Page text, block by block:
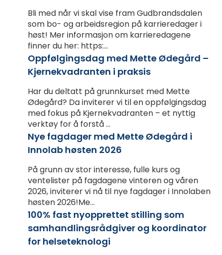
Bli med når vi skal vise fram Gudbrandsdalen
som bo- og arbeidsregion på karrieredager i
høst! Mer informasjon om karrieredagene
finner du her: https:...
Oppfølgingsdag med Mette Ødegård –
Kjernekvadranten i praksis
Har du deltatt på grunnkurset med Mette
Ødegård? Da inviterer vi til en oppfølgingsdag
med fokus på Kjernekvadranten – et nyttig
verktøy for å forstå ...
Nye fagdager med Mette Ødegård i
Innolab høsten 2026
På grunn av stor interesse, fulle kurs og
ventelister på fagdagene vinteren og våren
2026, inviterer vi nå til nye fagdager i Innolaben
høsten 2026!Me...
100% fast nyopprettet stilling som
samhandlingsrådgiver og koordinator
for helseteknologi